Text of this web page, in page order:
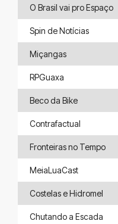
O Brasil vai pro Espaço
Spin de Notícias
Miçangas
RPGuaxa
Beco da Bike
Contrafactual
Fronteiras no Tempo
MeiaLuaCast
Costelas e Hidromel
Chutando a Escada